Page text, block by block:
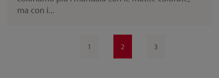
ma con i...
1 2 3